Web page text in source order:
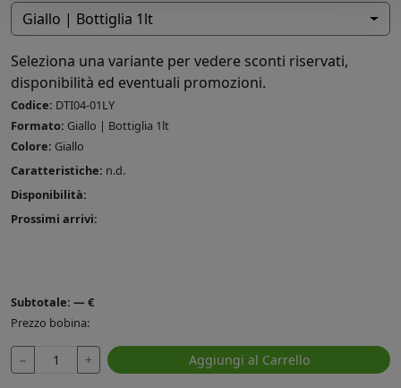
Giallo | Bottiglia 1lt
Seleziona una variante per vedere sconti riservati,
disponibilità ed eventuali promozioni.
Codice: DTI04-01LY
Formato: Giallo | Bottiglia 1lt
Colore: Giallo
Caratteristiche: n.d.
Disponibilità:
Prossimi arrivi:
Subtotale: —€
Prezzo bobina:
− + Aggiungi al Carrello